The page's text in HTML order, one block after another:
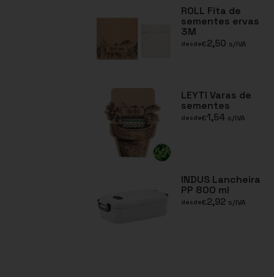
ROLL Fita de
sementes ervas
3M
desde€2,50 s/IVA
LEYTI Varas de
sementes
desde€1,54 s/IVA
INDUS Lancheira
PP 800 ml
desde€2,92 s/IVA